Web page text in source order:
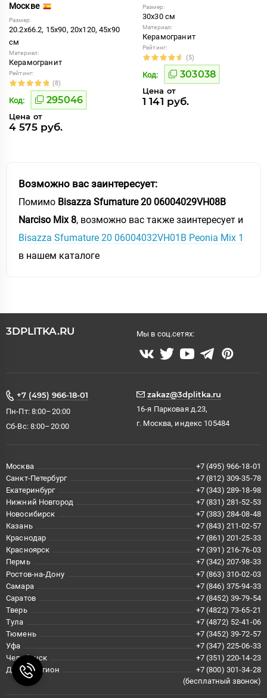
Москве
Размер:
20.2x66.2, 15x90, 20x120, 45x90
см
Материал:
Керамогранит
Рейтинг:
(8)
Код: 295046
Цена от
4 575 руб.
Размер:
30x30 см
Материал:
Керамогранит
Рейтинг:
(5)
Код: 303038
Цена от
1 141 руб.
Возможно вас заинтересует:
Помимо Bisazza Sfumature 20 06004029VH08B
Narciso Mix 8, возможно вас также заинтересует и
Bisazza Sfumature 20 06004032VH01B Peonia Mix 1
в нашем каталоге
3DPLITKA.RU Мы в соц.сетях:
+7 (495) 966-18-01
Пн-Пт: 8:00–20:00
Сб-Вс: 8:00–20:00
zakaz@3dplitka.ru
16-я Парковая д.23,
г. Москва, индекс 105484
Москва
+7 (495) 966-18-01
Санкт-Петербург
+7 (812) 309-35-78
Екатеринбург
+7 (343) 289-18-98
Нижний Новгород
+7 (831) 281-52-53
Новосибирск
+7 (383) 284-08-48
Казань
+7 (843) 211-02-57
Краснодар
+7 (861) 201-25-33
Красноярск
+7 (391) 216-76-03
Пермь
+7 (342) 207-98-33
Ростов-на-Дону
+7 (863) 310-02-03
Самара
+7 (846) 375-94-33
Саратов
+7 (8452) 39-79-54
Тверь
+7 (4822) 73-65-21
Тула
+7 (4872) 52-41-06
Тюмень
+7 (3452) 39-72-57
Уфа
+7 (347) 225-06-33
Челябинск
+7 (351) 220-14-23
Другой регион
+7 (800) 301-34-28
(бесплатный звонок)